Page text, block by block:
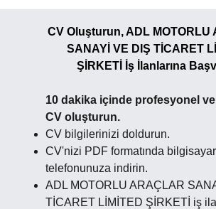
CV Oluşturun, ADL MOTORLU
SANAYİ VE DIŞ TİCARET
ŞİRKETİ İş İlanlarına
10 dakika içinde profesyonel
CV oluşturun.
CV bilgilerinizi doldurun.
CV'nizi PDF formatında
telefonunuza indirin.
ADL MOTORLU ARAÇLAR
TİCARET LİMİTED ŞİRKETİ iş